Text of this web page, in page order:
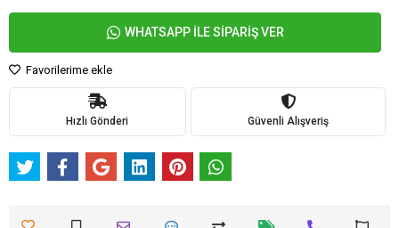
WHATSAPP İLE SİPARİŞ VER
Favorilerime ekle
Hızlı Gönderi Güvenli Alışveriş